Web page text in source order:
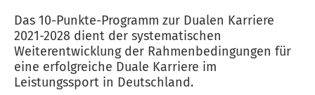
Das 10-Punkte-Programm zur Dualen Karriere
2021-2028 dient der systematischen
Weiterentwicklung der Rahmenbedingungen für
eine erfolgreiche Duale Karriere im
Leistungssport in Deutschland.